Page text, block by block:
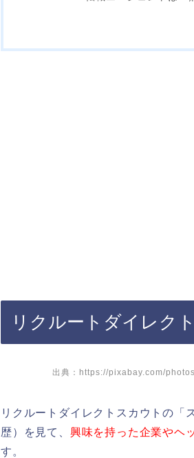
リクルートダイレク
出典：https://pixabay.com/
リクルートダイレクトスカウトの「
歴）を見て、 興味を持った企業やヘ
す。